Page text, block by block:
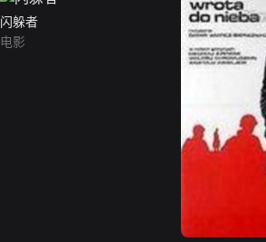
闪躲者
电影